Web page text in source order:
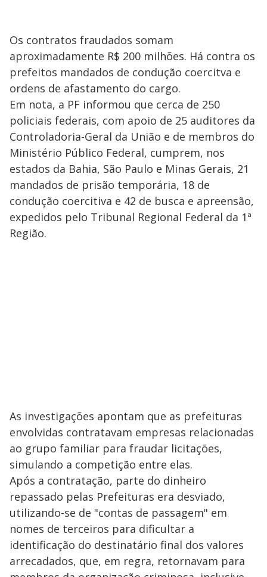
Os contratos fraudados somam
aproximadamente R$ 200 milhões. Há contra os
prefeitos mandados de condução coercitva e
ordens de afastamento do cargo.
Em nota, a PF informou que cerca de 250
policiais federais, com apoio de 25 auditores da
Controladoria-Geral da União e de membros do
Ministério Público Federal, cumprem, nos
estados da Bahia, São Paulo e Minas Gerais, 21
mandados de prisão temporária, 18 de
condução coercitiva e 42 de busca e apreensão,
expedidos pelo Tribunal Regional Federal da 1ª
Região.
As investigações apontam que as prefeituras
envolvidas contratavam empresas relacionadas
ao grupo familiar para fraudar licitações,
simulando a competição entre elas.
Após a contratação, parte do dinheiro
repassado pelas Prefeituras era desviado,
utilizando-se de "contas de passagem" em
nomes de terceiros para dificultar a
identificação do destinatário final dos valores
arrecadados, que, em regra, retornavam para